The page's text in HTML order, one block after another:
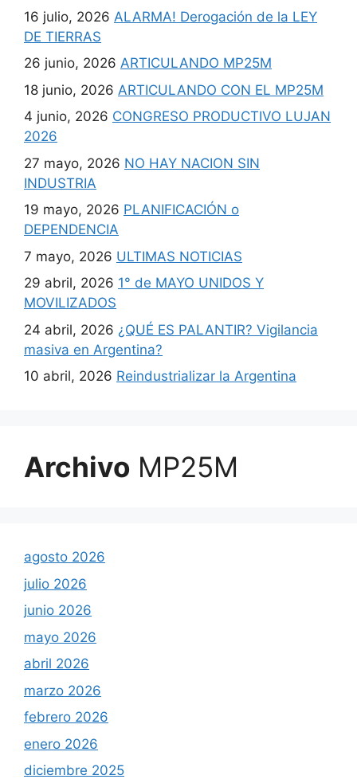
16 julio, 2026 ALARMA! Derogación de la LEY
DE TIERRAS
26 junio, 2026 ARTICULANDO MP25M
18 junio, 2026 ARTICULANDO CON EL MP25M
4 junio, 2026 CONGRESO PRODUCTIVO LUJAN
2026
27 mayo, 2026 NO HAY NACION SIN
INDUSTRIA
19 mayo, 2026 PLANIFICACIÓN o
DEPENDENCIA
7 mayo, 2026 ULTIMAS NOTICIAS
29 abril, 2026 1° de MAYO UNIDOS Y
MOVILIZADOS
24 abril, 2026 ¿QUÉ ES PALANTIR? Vigilancia
masiva en Argentina?
10 abril, 2026 Reindustrializar la Argentina
Archivo MP25M
agosto 2026
julio 2026
junio 2026
mayo 2026
abril 2026
marzo 2026
febrero 2026
enero 2026
diciembre 2025